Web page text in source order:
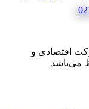
اقتصادی و